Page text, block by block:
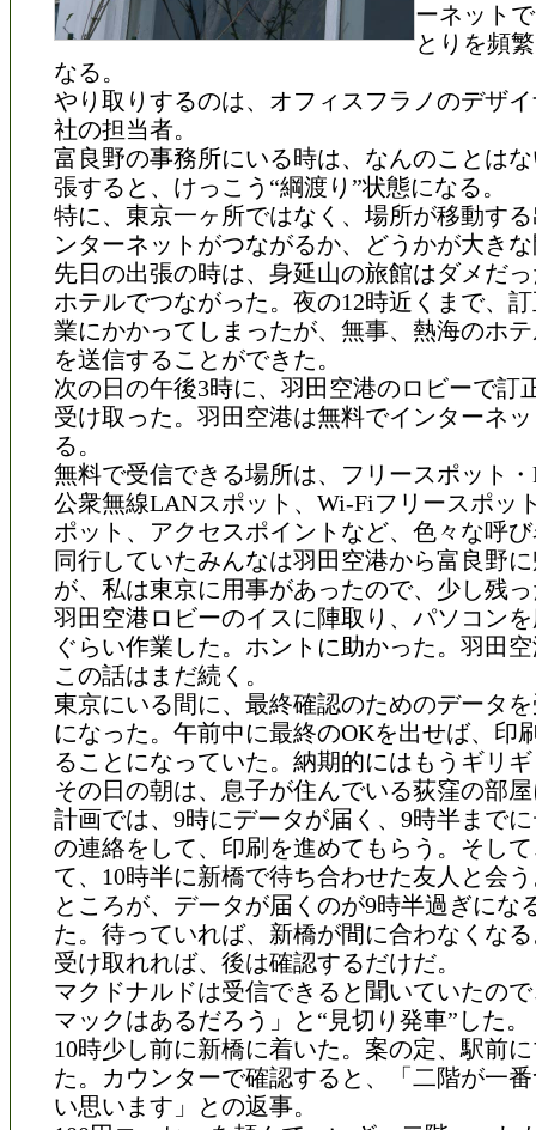
ーネット
とりを頻
なる。
やり取りするのは、オフィスフラノのデザ
社の担当者。
富良野の事務所にいる時は、なんのことは
張すると、けっこう“綱渡り”状態になる。
特に、東京一ヶ所ではなく、場所が移動す
ンターネットがつながるか、どうかが大き
先日の出張の時は、身延山の旅館はダメだ
ホテルでつながった。夜の12時近くまで、
業にかかってしまったが、無事、熱海のホ
を送信することができた。
次の日の午後3時に、羽田空港のロビーで訂
受け取った。羽田空港は無料でインターネ
る。
無料で受信できる場所は、フリースポット・
公衆無線LANスポット、Wi-Fiフリースポッ
ポット、アクセスポイントなど、色々な呼
同行していたみんなは羽田空港から富良野
が、私は東京に用事があったので、少し残
羽田空港ロビーのイスに陣取り、パソコン
ぐらい作業した。ホントに助かった。羽田
この話はまだ続く。
東京にいる間に、最終確認のためのデータ
になった。午前中に最終のOKを出せば、印
ることになっていた。納期的にはもうギリ
その日の朝は、息子が住んでいる荻窪の部
計画では、9時にデータが届く、9時半まで
の連絡をして、印刷を進めてもらう。そし
て、10時半に新橋で待ち合わせた友人と会
ところが、データが届くのが9時半過ぎにな
た。待っていれば、新橋が間に合わなくな
受け取れれば、後は確認するだけだ。
マクドナルドは受信できると聞いていたの
マックはあるだろう」と“見切り発車”した。
10時少し前に新橋に着いた。案の定、駅前
た。カウンターで確認すると、「二階が一
い思います」との返事。